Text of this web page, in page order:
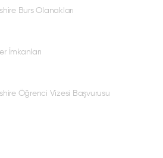
Burs Olanakları
İmkanları
Öğrenci Vizesi Başvurusu